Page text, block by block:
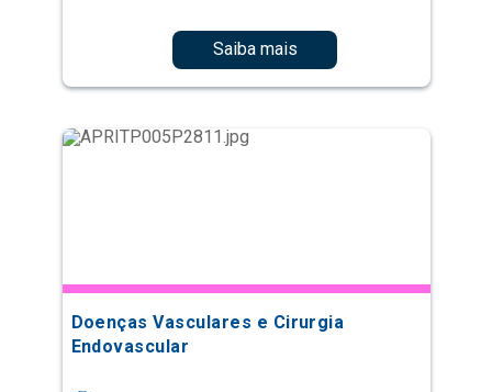
Saiba mais
Doenças Vasculares e Cirurgia
Endovascular